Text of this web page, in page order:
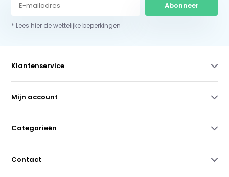
Abonneer
* Lees hier de wettelijke beperkingen
Klantenservice
Mijn account
Categorieën
Contact